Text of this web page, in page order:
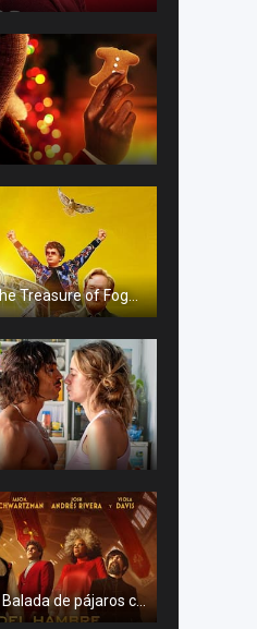
Please Don’t Destroy: The Treasure of Foggy Mountain
Los juegos del hambre: Balada de pájaros cantores y serpientes